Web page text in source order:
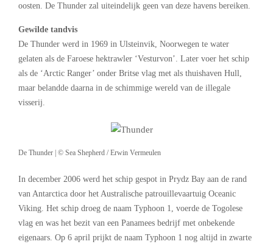
oosten. De Thunder zal uiteindelijk geen van deze havens bereiken.
Gewilde tandvis
De Thunder werd in 1969 in Ulsteinvik, Noorwegen te water
gelaten als de Faroese hektrawler ‘Vesturvon’. Later voer het schip
als de ‘Arctic Ranger’ onder Britse vlag met als thuishaven Hull,
maar belandde daarna in de schimmige wereld van de illegale
visserij.
De Thunder | © Sea Shepherd / Erwin Vermeulen
In december 2006 werd het schip gespot in Prydz Bay aan de rand
van Antarctica door het Australische patrouillevaartuig Oceanic
Viking. Het schip droeg de naam Typhoon 1, voerde de Togolese
vlag en was het bezit van een Panamees bedrijf met onbekende
eigenaars. Op 6 april prijkt de naam Typhoon 1 nog altijd in zwarte